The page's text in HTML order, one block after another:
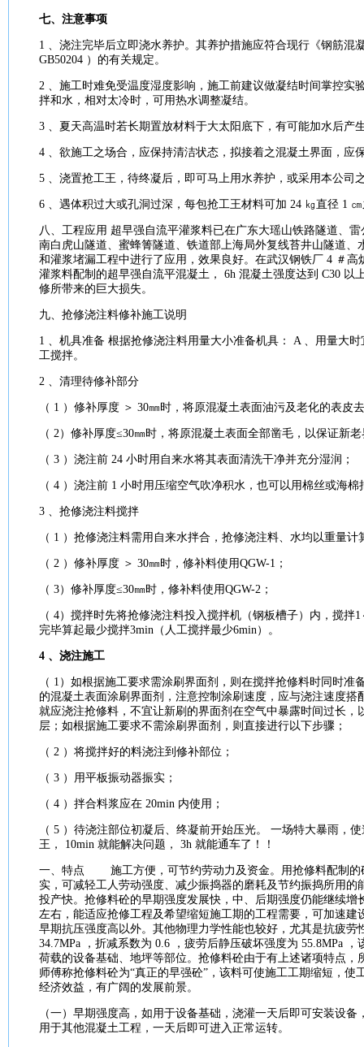
七、注意事项
1 、浇注完毕后立即浇水养护。其养护措施应符合现行《钢筋混
GB50204 ）的有关规定。
2 、 施工时难免受温度湿度影响， 施工前建议做凝结时间掌控实
拌和水，相对太冷时，可用热水调整凝结。
3 、夏天高温时若长期置放材料于大太阳底下，有可能加水后产
4 、欲施工之场合，应保持清洁状态，拟接着之混凝土界面，应
5 、浇置抢工王，待终凝后，即可马上用水养护，或采用本公司
6 、遇体积过大或孔洞过深，每包抢工王材料可加 24 ㎏直径 1
八、工程应用 超早强自流平灌浆料已在广东大瑶山铁路 隧道、雷
南白虎山 隧道、蜜蜂箐隧道、铁道部上海局外复线苔井山 隧道、
和灌浆堵漏工程中进行了应用，效果良好。在武汉钢铁厂 4 ＃
灌浆料配制的超早强自流平混凝土 ， 6h 混凝土强度达到 C30 以
修所带来的巨大损失。
九、抢修浇注料修补施工说明
1 、机具准备 根据抢修浇注料用量大小准备机具： A 、用量大
工搅拌。
2 、清理待修补部分
（ 1 ）修补厚度 ＞ 30㎜时，将原混凝土表面油污及老化的表皮
（ 2）修补厚度≤30㎜时，将原混凝土表面全部凿毛，以保证新
（ 3 ）浇注前 24 小时用自来水将其表面清洗干净并充分湿润；
（ 4 ）浇注前 1 小时用压缩空气吹净积水，也可以用棉丝或海棉
3 、抢修浇注料搅拌
（ 1 ）抢修浇注料需用自来水拌合，抢修浇注料、水均以重量
（ 2 ）修补厚度 ＞ 30㎜时，修补料使用QGW-1；
（ 3）修补厚度≤30㎜时，修补料使用QGW-2；
（ 4）搅拌时先将抢修浇注料投入搅拌机（钢板槽子）内，搅拌
完毕算起最少搅拌3min（人工搅拌最少6min）。
4 、浇注施工
（ 1）如根据施工要求需涂刷界面剂，则在搅拌抢修料时同时准
的混凝土表面涂刷界面剂，注意控制涂刷速度，应与浇注速度搭
就应浇注抢修料，不宜让新刷的界面剂在空气中暴露时间过长，
层；如根据施工要求不需涂刷界面剂，则直接进行以下步骤；
（ 2 ）将搅拌好的料浇注到修补部位；
（ 3 ）用平板振动器振实；
（ 4 ）拌合料浆应在 20min 内使用；
（ 5 ）待浇注部位初凝后、终凝前开始压光。 一场特大暴雨，
王， 10min 就能解决问题， 3h 就能通车了！！
一、特点 施工方便，可节约劳动力及资金。用抢修料配制
实，可减轻工人劳动强度、减少振捣器的磨耗及节约振捣所用的
投产快。抢修料砼的早期强度发展快，中、后期强度仍能继续增
左右，能适应抢修工程及希望缩短施工期的工程需要，可加速建
早期抗压强度高以外。其他物理力学性能也较好，尤其是抗疲劳
34.7MPa ，折减系数为 0.6 ，疲劳后静压破坏强度为 55.8MPa ，
荷载的设备基础、地坪等部位。抢修料砼由于有上述诸项特点
师傅称抢修料砼为“真正的早强砼”，该料可使施工工期缩短，使
经济效益，有广阔的发展前景。
（一）早期强度高，如用于设备基础 ，浇灌一天后即可安装设备
用于其他混凝土工程，一天后即可进入正常运转。